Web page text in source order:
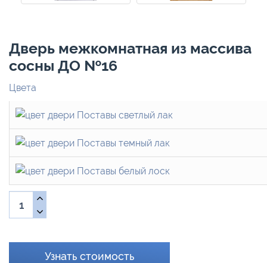
Дверь межкомнатная из массива
сосны ДО №16
Цвета
Узнать стоимость